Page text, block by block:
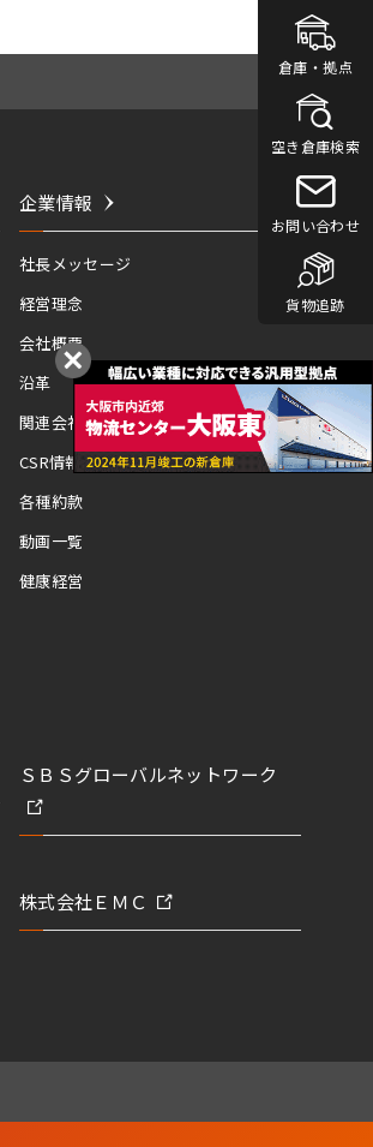
倉庫・拠点
空き倉庫検索
お問い合わせ
貨物追跡
企業情報
社長メッセージ
経営理念
会社概要
沿革
関連会社
CSR情報
各種約款
動画一覧
健康経営
ＳＢＳグローバルネットワーク
株式会社ＥＭＣ